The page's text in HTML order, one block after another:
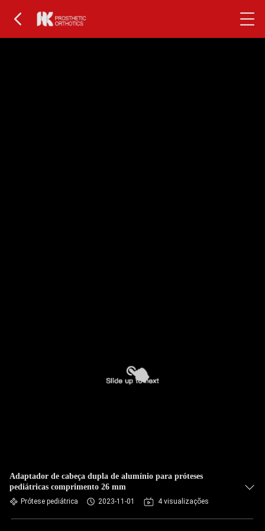
Adaptador de cabeça dupla de alumínio para próteses
pediátricas comprimento 26 mm
Prótese pediátrica 2023-11-01 4 visualizações